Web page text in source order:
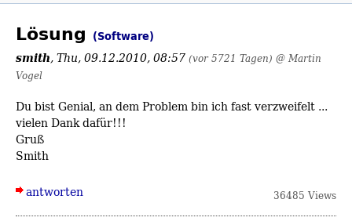
Lösung (Software)
smith,Thu, 09.12.2010, 08:57 (vor 5721 Tagen) @ Martin
Vogel
Du bist Genial, an dem Problem bin ich fast verzweifelt ...
vielen Dank dafür!!!
Gruß
Smith
antworten 36485 Views